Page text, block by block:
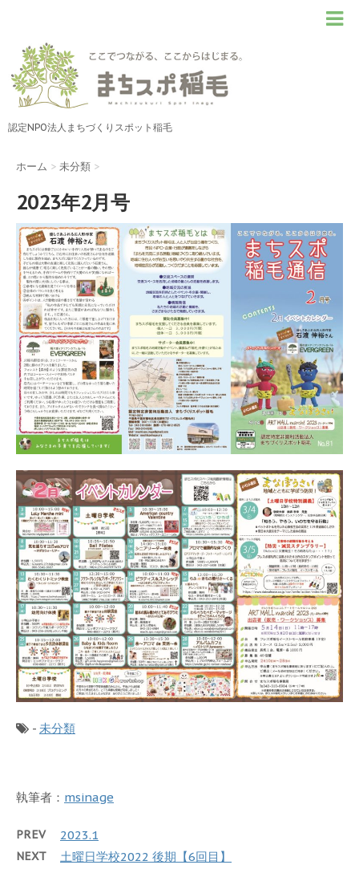
認定NPO法人まちづくりスポット稲毛
ホーム > 未分類 >
2023年2月号
- 未分類
執筆者： msinage
PREV 2023.1
NEXT 土曜日学校2022 後期【6回目】